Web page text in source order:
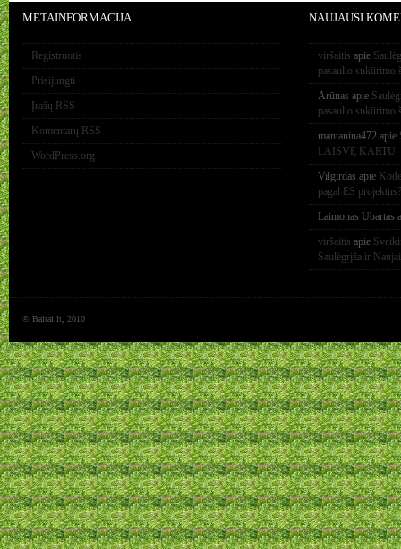
METAINFORMACIJA
Registruotis
Prisijungti
Įrašų RSS
Komentarų RSS
WordPress.org
NAUJAUSI
viršaitis apie
pasaulio sukūrimo
Arūnas apie
pasaulio sukūrimo
mantanina472 apie
LAISVĘ KARTU
Vilgirdas apie
pagal ES projektus?
Laimonas Ubartas
viršaitis apie
Saulėgrįža ir
© Baltai.lt, 2010